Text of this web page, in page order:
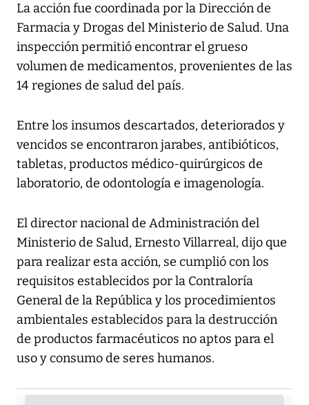
La acción fue coordinada por la Dirección de
Farmacia y Drogas del Ministerio de Salud. Una
inspección permitió encontrar el grueso
volumen de medicamentos, provenientes de las
14 regiones de salud del país.
Entre los insumos descartados, deteriorados y
vencidos se encontraron jarabes, antibióticos,
tabletas, productos médico-quirúrgicos de
laboratorio, de odontología e imagenología.
El director nacional de Administración del
Ministerio de Salud, Ernesto Villarreal, dijo que
para realizar esta acción, se cumplió con los
requisitos establecidos por la Contraloría
General de la República y los procedimientos
ambientales establecidos para la destrucción
de productos farmacéuticos no aptos para el
uso y consumo de seres humanos.